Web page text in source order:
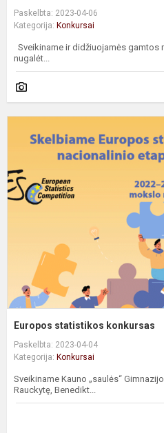
Paskelbta: 2023-04-06
Kategorija: Konkursai
Sveikiname ir didžiuojamės
nugalėt...
Europos statistikos konkursas
Paskelbta: 2023-04-04
Kategorija: Konkursai
Sveikiname Kauno „saulės“
Rauckytę, Benedikt...